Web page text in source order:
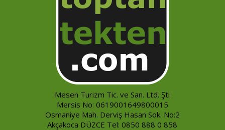
Mesen Turizm Tic. ve San. Ltd. Şti
Mersis No: 0619001649800015
Osmaniye Mah. Derviş Hasan Sok. No:2
Akçakoca DÜZCE Tel: 0850 888 0 858